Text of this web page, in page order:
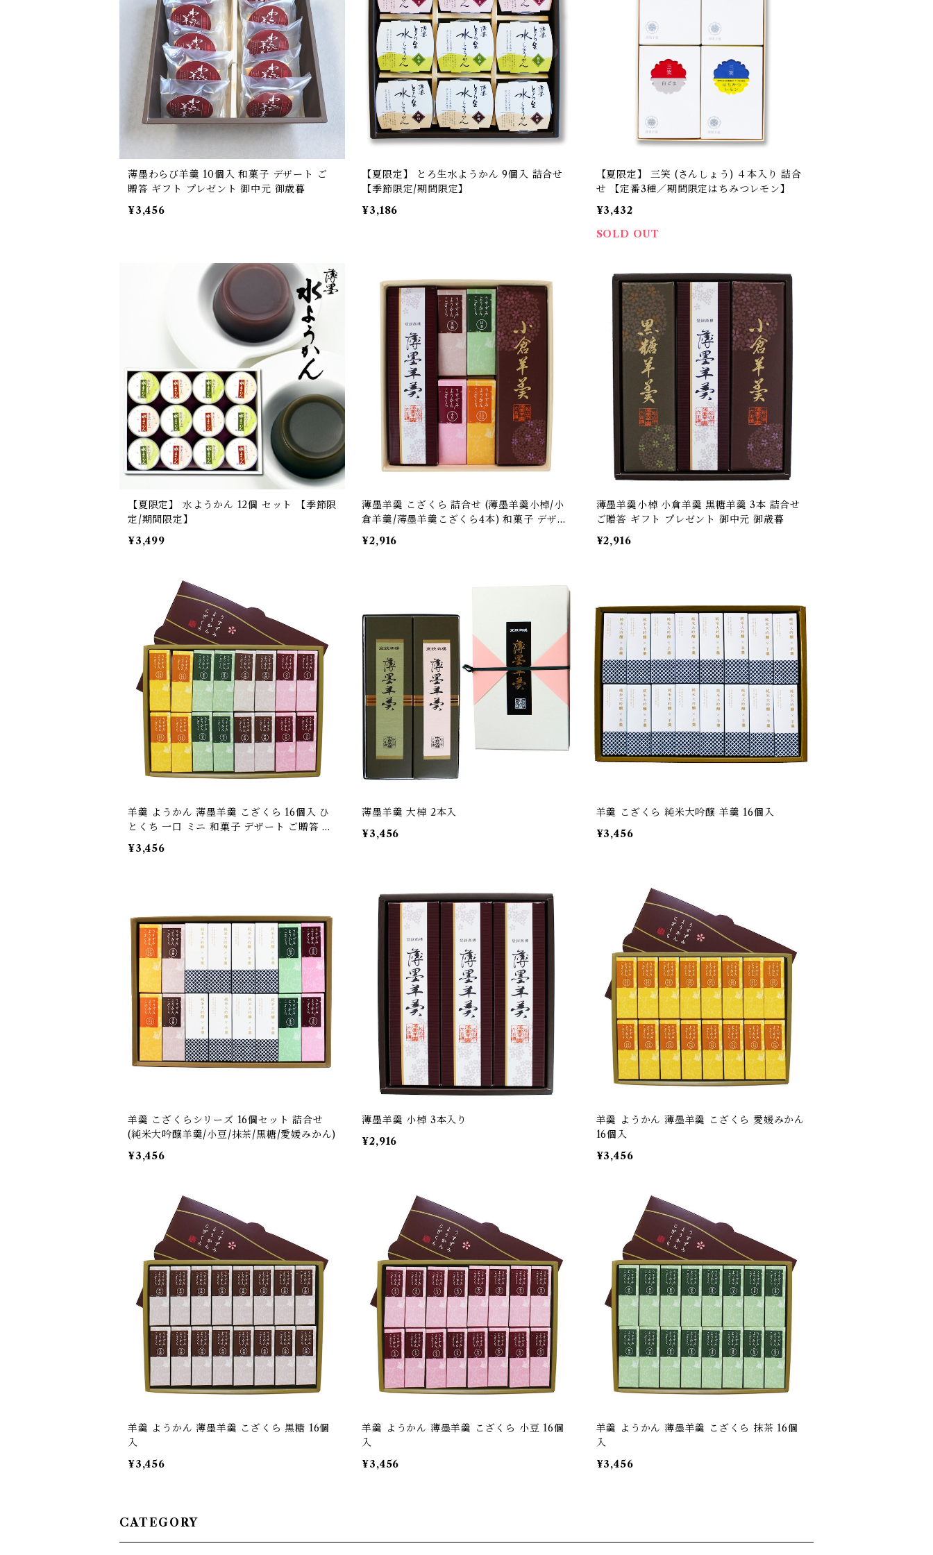
薄墨わらび羊羹 10個入 和菓子 デザート ご
贈答 ギフト プレゼント 御中元 御歳暮
¥3,456
【夏限定】 とろ生水ようかん 9個入 詰合せ
【季節限定/期間限定】
¥3,186
【夏限定】 三笑 (さんしょう) ４本入り 詰合
せ 【定番3種／期間限定はちみつレモン】
¥3,432
SOLD OUT
【夏限定】 水ようかん 12個 セット 【季節限
定/期間限定】
¥3,499
薄墨羊羹 こざくら 詰合せ (薄墨羊羹小棹/小
倉羊羹/薄墨羊羹こざくら4本) 和菓子 デザー
ト スイーツ 贈り物 プレゼント ギフト お土
産 お歳暮
¥2,916
薄墨羊羹小棹 小倉羊羹 黒糖羊羹 3本 詰合せ
ご贈答 ギフト プレゼント 御中元 御歳暮
¥2,916
羊羹 ようかん 薄墨羊羹 こざくら 16個入 ひ
とくち 一口 ミニ 和菓子 デザート ご贈答 ギ
フト プレゼント 御中元 御歳暮
¥3,456
薄墨羊羹 大棹 2本入
¥3,456
羊羹 こざくら 純米大吟醸 羊羹 16個入
¥3,456
羊羹 こざくらシリーズ 16個セット 詰合せ
(純米大吟醸羊羹/小豆/抹茶/黒糖/愛媛みかん)
¥3,456
薄墨羊羹 小棹 3本入り
¥2,916
羊羹 ようかん 薄墨羊羹 こざくら 愛媛みかん
16個入
¥3,456
羊羹 ようかん 薄墨羊羹 こざくら 黒糖 16個
入
¥3,456
羊羹 ようかん 薄墨羊羹 こざくら 小豆 16個
入
¥3,456
羊羹 ようかん 薄墨羊羹 こざくら 抹茶 16個
入
¥3,456
CATEGORY